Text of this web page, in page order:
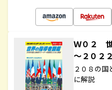
Ｗ０２
～２０２
２０８の国
に解説